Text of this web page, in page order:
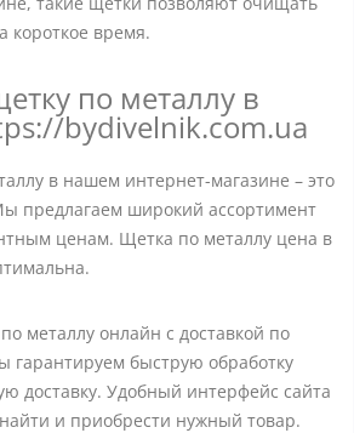
короткое время.
по металлу в
bydivelnik.com.ua
в нашем интернет-магазине – это
предлагаем широкий ассортимент
ценам. Щетка по металлу цена в
металлу онлайн с доставкой по
гарантируем быструю обработку
доставку. Удобный интерфейс сайта
и приобрести нужный товар.